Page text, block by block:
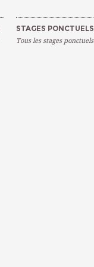
STAGES PONCTUELS
Tous les stages ponctuels